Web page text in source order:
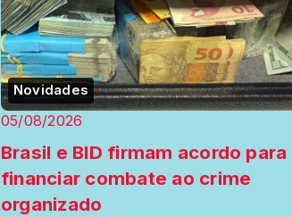
Novidades
05/08/2026
Brasil e BID firmam acordo para
financiar combate ao crime
organizado